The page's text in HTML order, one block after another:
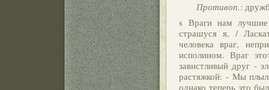
Противоп.:
s Враги нам
страшуся я, /
человека враг,
исполином. Враг
завистливый друг -
растяжкой: - Мы
однако теперь это